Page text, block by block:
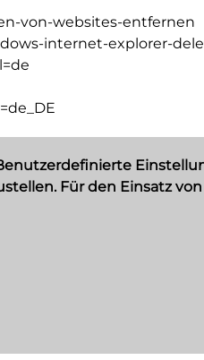
von-websites-entfernen
internet-explorer-
Für den Einsatz